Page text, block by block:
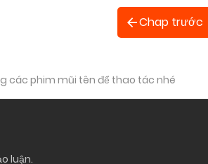
Chap trước
các phim mũi tên để thao tác nhé
luận.